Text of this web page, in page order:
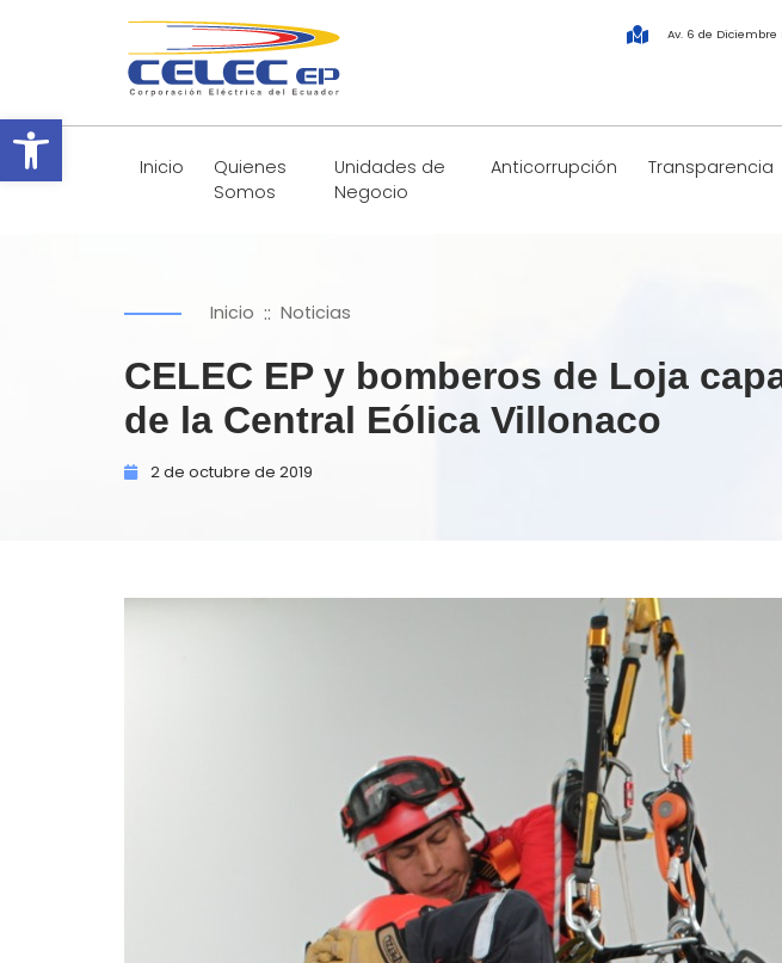
Abrir barra de herramientas
Av. 6 de Diciembre
Inicio
Quienes
Somos
Unidades de
Negocio
Anticorrupción Transparencia
Inicio :: Noticias
CELEC EP y bomberos de Loja
de la Central Eólica Villonaco
2 de octubre de 2019